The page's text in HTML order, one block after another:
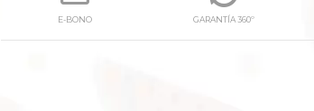
E-BONO GARANTÍA 360º